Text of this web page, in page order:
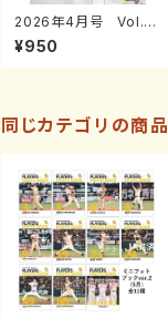
2026年4月号 Vol.3
06
¥950
同じカテゴリの商品